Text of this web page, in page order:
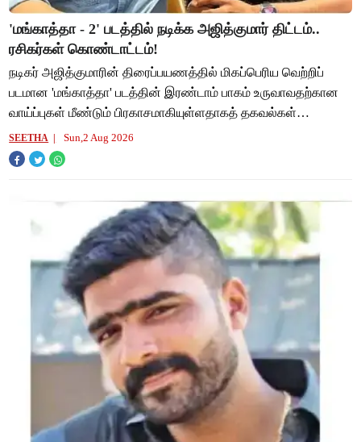
'மங்காத்தா - 2' படத்தில் நடிக்க அஜித்குமார் திட்டம்..
ரசிகர்கள் கொண்டாட்டம்!
நடிகர் அஜித்குமாரின் திரைப்பயணத்தில் மிகப்பெரிய வெற்றிப்
படமான 'மங்காத்தா' படத்தின் இரண்டாம் பாகம் உருவாவதற்கான
வாய்ப்புகள் மீண்டும் பிரகாசமாகியுள்ளதாகத் தகவல்கள்
வெளியாகியுள்ளன. ஆதிக் ரவிச்சந்திரன்
SEETHA Sun,2 Aug 2026